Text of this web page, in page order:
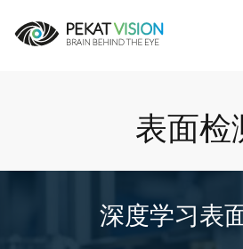
表面检
深度学习表